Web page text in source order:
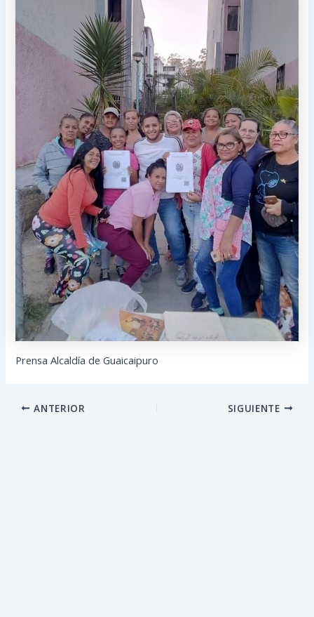
Prensa Alcaldía de Guaicaipuro
ANTERIOR SIGUIENTE